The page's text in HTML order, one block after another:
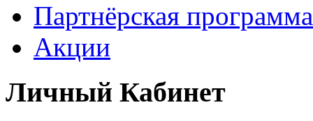
Партнёрская программа
Акции
Личный Кабинет